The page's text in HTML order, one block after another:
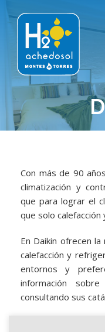
Con más de 90
climatización y
que para lograr el
que solo calefacción
En Daikin ofrecen
calefacción y
entornos y
información
consultando sus